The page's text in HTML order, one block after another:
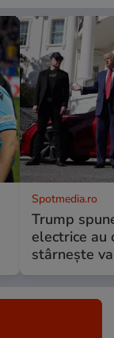
Spotmedia.ro
Trump
electrice au
stârnește